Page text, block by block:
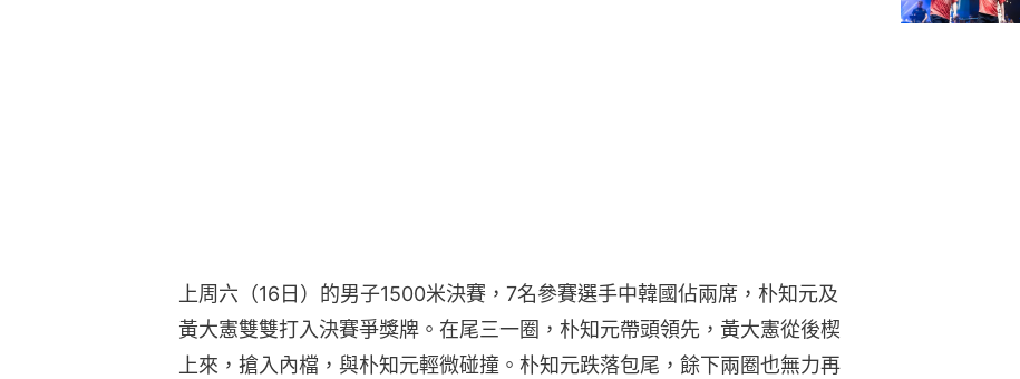
上周六（16日）的男子1500米決賽，7名參賽選手中韓國佔兩席，朴知元及
黃大憲雙雙打入決賽爭獎牌。在尾三一圈，朴知元帶頭領先，黃大憲從後楔
上來，搶入內檔，與朴知元輕微碰撞。朴知元跌落包尾，餘下兩圈也無力再